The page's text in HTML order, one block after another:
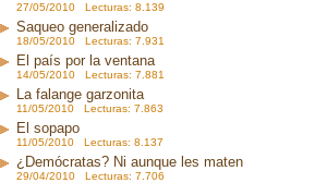
27/05/2010 Lecturas: 8.139
Saqueo generalizado
18/05/2010 Lecturas: 7.931
El país por la ventana
14/05/2010 Lecturas: 7.881
La falange garzonita
11/05/2010 Lecturas: 7.863
El sopapo
11/05/2010 Lecturas: 8.137
¿Demócratas? Ni aunque les maten
29/04/2010 Lecturas: 7.706